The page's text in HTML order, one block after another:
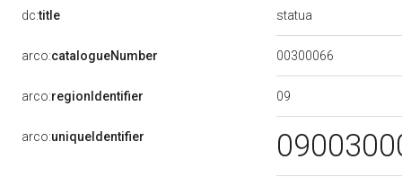
dc:title statua
arco:catalogueNumber 00300066
arco:regionIdentifier 09
arco:uniqueIdentifier